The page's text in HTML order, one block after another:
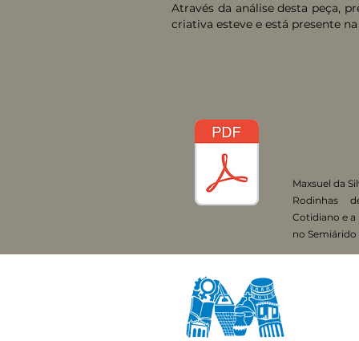
Através da análise desta peça,
criativa esteve e está presente
Maxsuel da
Rodinhas
Cotidiano e a
no